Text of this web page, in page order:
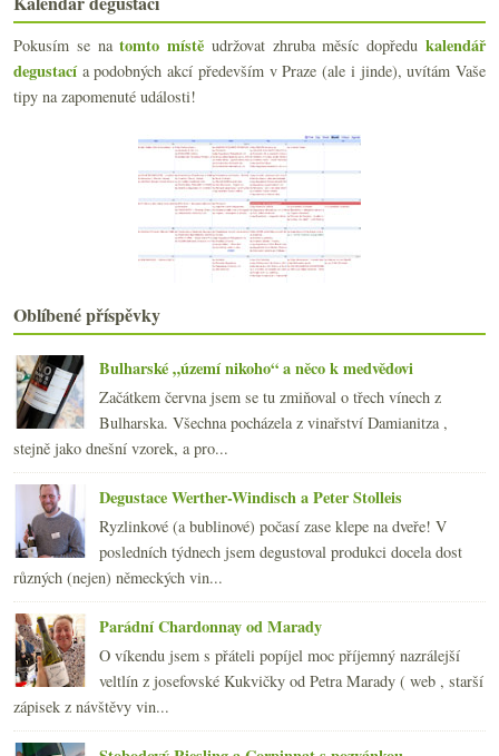
►března(19)
února
Páteční pavědecké hrátky
Devět roztodivných frankovek
Americká odpověď na šampaňské
Domaine Leroy ročník 2004
Vraťte mi zimu!
Výsledky ankety o ukládání vína
Přehlídka červených burgundských
Jak má vonět Frankovka?
Téměř molekulární paskvily
Hudba a víno
Oslavte výročí nařízení o zakládání vinic
Cabernet Sauvignon na Moravu nepatří!
Slaďounká Pálava a tříbarevný piškot
Trable s archivním boxem
Zjednodušme si to…
La Dégustation Bohême Bourgeoise
Rulandské modré 2006 ze Strachotic
Velké dobré červené zklamání?
André z Bořetic 2002
Epické „mexické“ placky
Adoptujme špačka!
►ledna (24)
►2007(108)
Pokusím se natomto místě udržovat zhruba měsíc dopředukalendář
degustacía podobných akcí především v Praze (ale i jinde), uvítám Vaše
tipy na zapomenuté události!
Oblíbené příspěvky
Bulharské „území nikoho“ a něco k medvědovi
Začátkem června jsem se tu zmiňoval o třech vínech z
Bulharska. Všechna pocházela z vinařství Damianitza ,
stejně jako dnešní vzorek, a pro...
Degustace Werther-Windisch a Peter Stolleis
Ryzlinkové (a bublinové) počasí zase klepe na dveře! V
posledních týdnech jsem degustoval produkci docela dost
různých (nejen) německých vin...
Parádní Chardonnay od Marady
O víkendu jsem s přáteli popíjel moc příjemný nazrálejší
veltlín z josefovské Kukvičky od Petra Marady ( web , starší
zápisek z návštěvy vin...